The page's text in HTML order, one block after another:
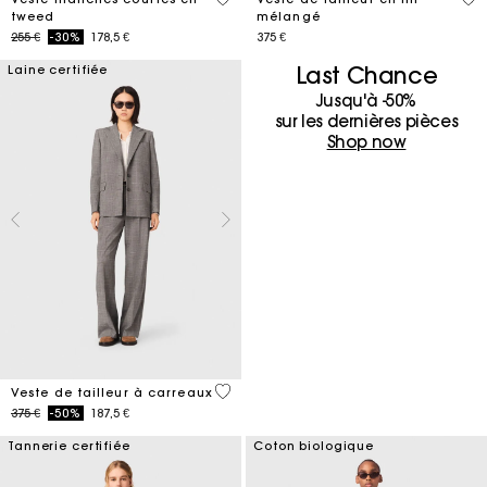
tweed
Price reduced from
255 €to-30% 178,5 €
mélangé
375 €
Laine certifiée
Veste de tailleur à carreaux
Price reduced from
375 €to-50% 187,5 €
4 out of 5 Customer Rating
Last Chance
Jusqu'à -50%
sur les dernières pièces
Shop now
Tannerie certifiée Coton biologique